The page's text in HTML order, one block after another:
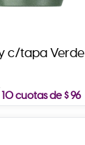
c/tapa Verde
cuotas de $ 96